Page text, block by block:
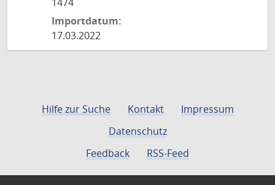
Importdatum:
17.03.2022
Hilfe zur Suche Kontakt
Impressum
Datenschutz
Feedback
RSS-Feed